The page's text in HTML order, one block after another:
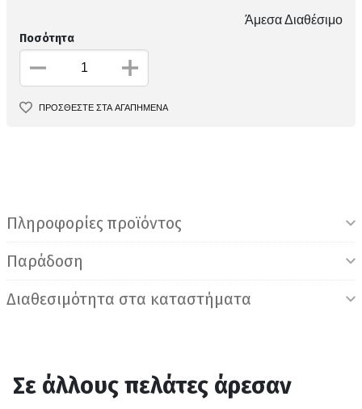
Άμεσα Διαθέσιμο
Ποσότητα
ΠΡΟΣΘΕΣΤΕ ΣΤΑ ΑΓΑΠΗΜΕΝΑ
Πληροφορίες προϊόντος
Παράδοση
Διαθεσιμότητα στα καταστήματα
Σε άλλους πελάτες άρεσαν